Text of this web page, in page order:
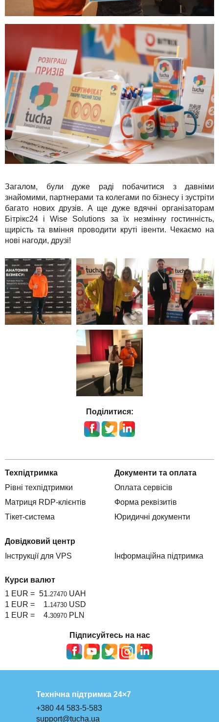
Загалом, були дуже раді побачитися з давніми
знайомими, партнерами та колегами по бізнесу і зустріти
багато нових друзів. А ще дуже вдячні організаторам
Бітрікс24 і Wise Solutions за їх незмінну гостинність,
щирість та вміння проводити круті івенти. Чекаємо на
нові нагоди, друзі!
Поділитися:
Техпідтримка
Рівні техпідтримки
Матриця RDP-клієнтів
Тікет-система
Документи та оплата
Оплата сервісів
Форма реквізитів
Юридичні документи
Довідковий центр
Інструкції для VPS
Інформаційна підтримка
Курси валют
1 EUR = 51.27470 UAH
1 EUR =
1.14730 USD
1 EUR =
4.30970 PLN
Підписуйтесь на нас
Технічна підтримка 24×7
+380 44 583-5-583
support@tucha.ua